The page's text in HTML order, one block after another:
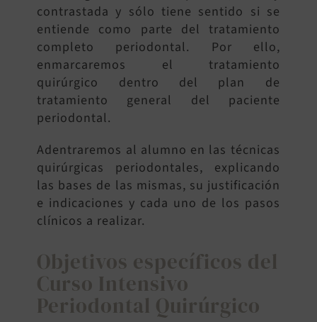
contrastada y sólo tiene sentido si se
entiende como parte del tratamiento
completo periodontal. Por ello,
enmarcaremos el tratamiento
quirúrgico dentro del plan de
tratamiento general del paciente
periodontal.
Adentraremos al alumno en las técnicas
quirúrgicas periodontales, explicando
las bases de las mismas, su justificación
e indicaciones y cada uno de los pasos
clínicos a realizar.
Objetivos específicos del
Curso Intensivo
Periodontal Quirúrgico